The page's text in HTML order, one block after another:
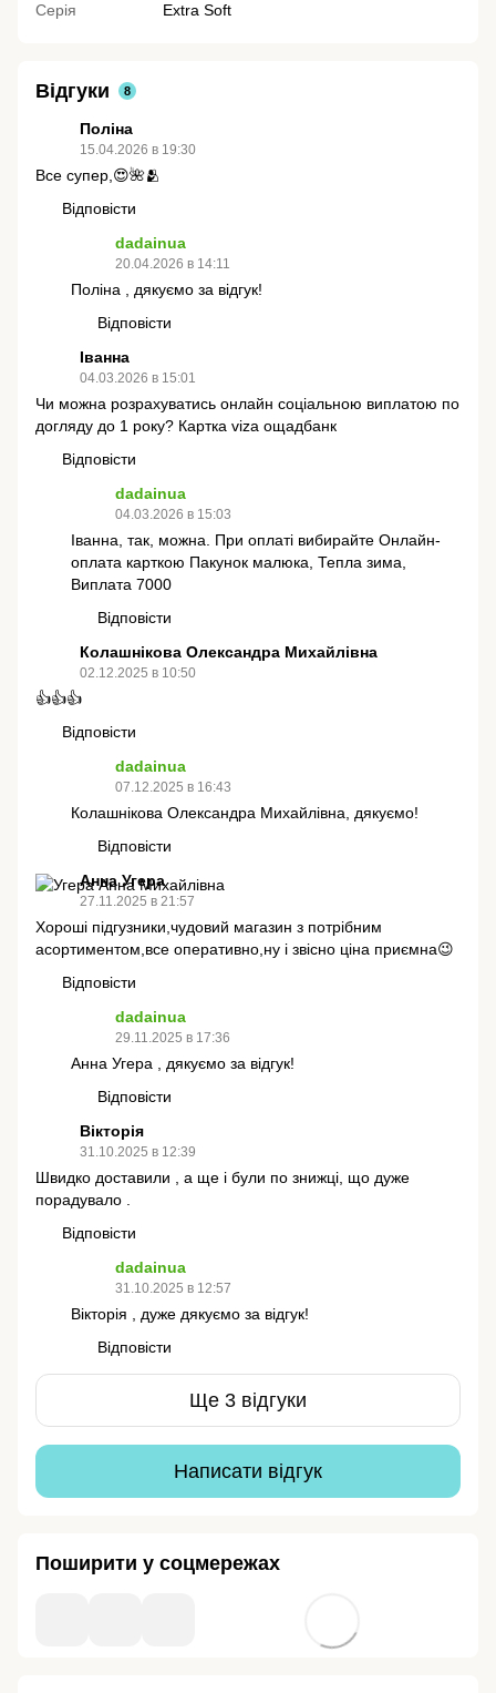
Серія Extra Soft
Відгуки 8
Поліна
15.04.2026 в 19:30
Все супер,😍🌺🫂
Відповісти
dadainua
20.04.2026 в 14:11
Поліна , дякуємо за відгук!
Відповісти
Іванна
04.03.2026 в 15:01
Чи можна розрахуватись онлайн соціальною виплатою по
догляду до 1 року? Картка viza ощадбанк
Відповісти
dadainua
04.03.2026 в 15:03
Іванна, так, можна. При оплаті вибирайте Онлайн-
оплата карткою Пакунок малюка, Тепла зима,
Виплата 7000
Відповісти
Колашнікова Олександра Михайлівна
02.12.2025 в 10:50
👍👍👍
Відповісти
dadainua
07.12.2025 в 16:43
Колашнікова Олександра Михайлівна, дякуємо!
Відповісти
Анна Угера
27.11.2025 в 21:57
Хороші підгузники,чудовий магазин з потрібним
асортиментом,все оперативно,ну і звісно ціна приємна😉
Відповісти
dadainua
29.11.2025 в 17:36
Анна Угера , дякуємо за відгук!
Відповісти
Вікторія
31.10.2025 в 12:39
Швидко доставили , а ще і були по знижці, що дуже
порадувало .
Відповісти
dadainua
31.10.2025 в 12:57
Вікторія , дуже дякуємо за відгук!
Відповісти
Ще 3 відгуки
Написати відгук
Поширити у соцмережах